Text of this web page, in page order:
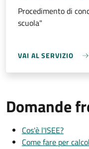
Procedimento di
scuola"
VAI AL SERVIZIO
Domande
Cos'è l'ISEE?
Come fare per